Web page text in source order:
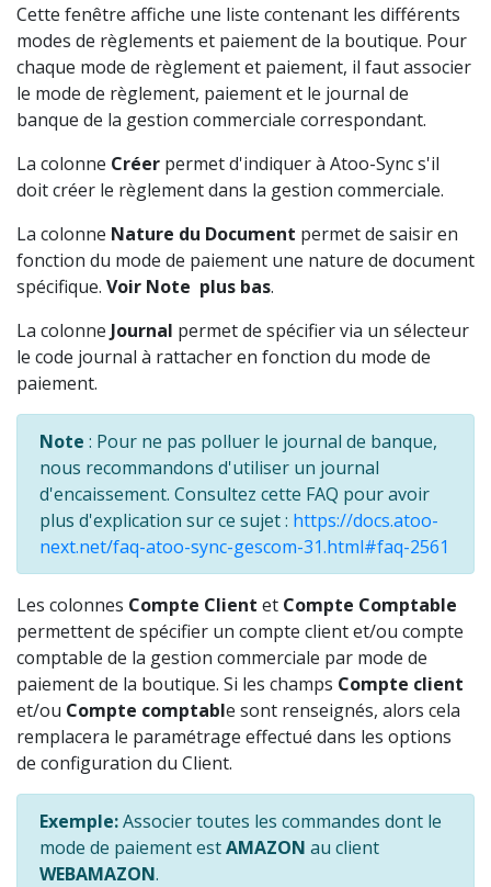
Cette fenêtre affiche une liste contenant les différents
modes de règlements et paiement de la boutique. Pour
chaque mode de règlement et paiement, il faut associer
le mode de règlement, paiement et le journal de
banque de la gestion commerciale correspondant.
La colonne Créer permet d'indiquer à Atoo-Sync s'il
doit créer le règlement dans la gestion commerciale.
La colonne Nature du Document permet de saisir en
fonction du mode de paiement une nature de document
spécifique. Voir Note plus bas.
La colonne Journal permet de spécifier via un sélecteur
le code journal à rattacher en fonction du mode de
paiement.
Note : Pour ne pas polluer le journal de banque,
nous recommandons d'utiliser un journal
d'encaissement. Consultez cette FAQ pour avoir
plus d'explication sur ce sujet : https://docs.atoo-
next.net/faq-atoo-sync-gescom-31.html#faq-2561
Les colonnes Compte Client et Compte Comptable
permettent de spécifier un compte client et/ou compte
comptable de la gestion commerciale par mode de
paiement de la boutique. Si les champs Compte client
et/ou Compte comptable sont renseignés, alors cela
remplacera le paramétrage effectué dans les options
de configuration du Client.
Exemple:Associer toutes les commandes dont le
mode de paiement estAMAZON au client
WEBAMAZON.